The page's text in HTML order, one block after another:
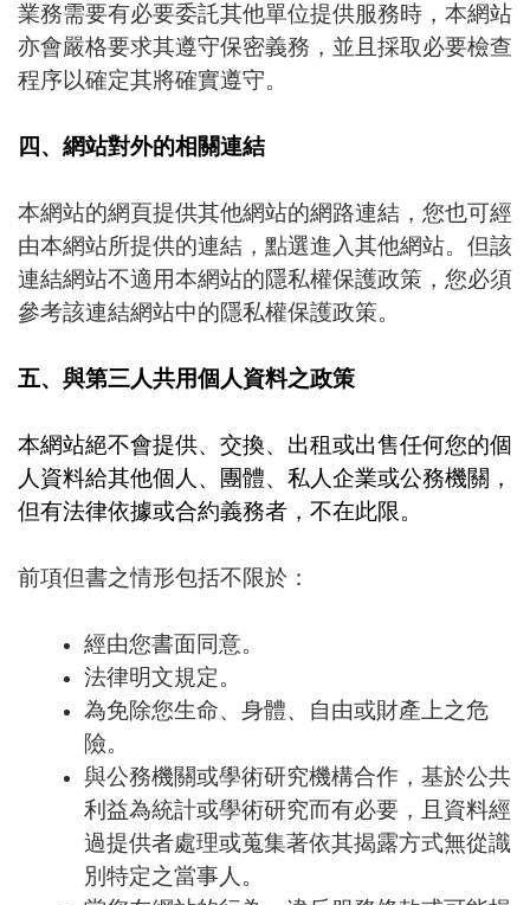
業務需要有必要委託其他單位提供服務時，本網站
亦會嚴格要求其遵守保密義務，並且採取必要檢查
程序以確定其將確實遵守。
四、網站對外的相關連結
本網站的網頁提供其他網站的網路連結，您也可經
由本網站所提供的連結，點選進入其他網站。但該
連結網站不適用本網站的隱私權保護政策，您必須
參考該連結網站中的隱私權保護政策。
五、與第三人共用個人資料之政策
本網站絕不會提供、交換、出租或出售任何您的個
人資料給其他個人、團體、私人企業或公務機關，
但有法律依據或合約義務者，不在此限。
前項但書之情形包括不限於：
經由您書面同意。
法律明文規定。
為免除您生命、身體、自由或財產上之危
險。
與公務機關或學術研究機構合作，基於公共
利益為統計或學術研究而有必要，且資料經
過提供者處理或蒐集著依其揭露方式無從識
別特定之當事人。